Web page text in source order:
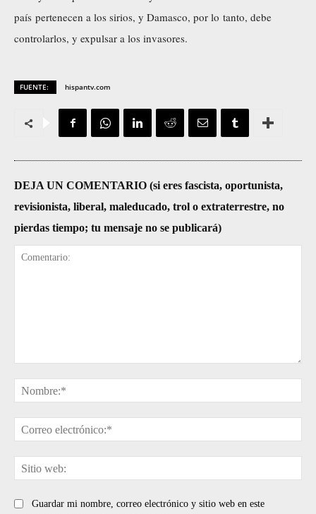
país pertenecen a los sirios, y Damasco, por lo tanto, debe
controlarlos, y expulsar a los invasores.
FUENTE: hispantv.com
DEJA UN COMENTARIO (si eres fascista, oportunista,
revisionista, liberal, maleducado, trol o extraterrestre, no
pierdas tiempo; tu mensaje no se publicará)
Guardar mi nombre, correo electrónico y sitio web en este